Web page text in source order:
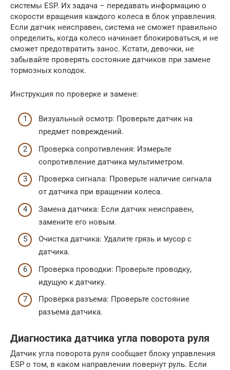
системы ESP. Их задача – передавать информацию о
скорости вращения каждого колеса в блок управления.
Если датчик неисправен, система не сможет правильно
определить, когда колесо начинает блокироваться, и не
сможет предотвратить занос. Кстати, девочки, не
забывайте проверять состояние датчиков при замене
тормозных колодок.
Инструкция по проверке и замене:
Визуальный осмотр: Проверьте датчик на
предмет повреждений.
Проверка сопротивления: Измерьте
сопротивление датчика мультиметром.
Проверка сигнала: Проверьте наличие сигнала
от датчика при вращении колеса.
Замена датчика: Если датчик неисправен,
замените его новым.
Очистка датчика: Удалите грязь и мусор с
датчика.
Проверка проводки: Проверьте проводку,
идущую к датчику.
Проверка разъема: Проверьте состояние
разъема датчика.
Диагностика датчика угла поворота руля
Датчик угла поворота руля сообщает блоку управления
ESP о том, в каком направлении повернут руль. Если